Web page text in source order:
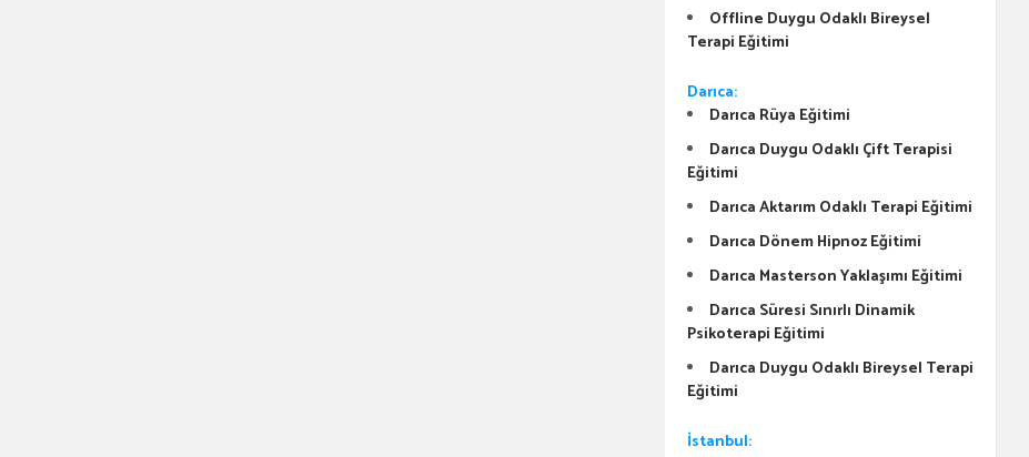
Offline Duygu Odaklı Bireysel
Terapi Eğitimi
Darıca:
Darıca Rüya Eğitimi
Darıca Duygu Odaklı Çift Terapisi
Eğitimi
Darıca Aktarım Odaklı Terapi Eğitimi
Darıca Dönem Hipnoz Eğitimi
Darıca Masterson Yaklaşımı Eğitimi
Darıca Süresi Sınırlı Dinamik
Psikoterapi Eğitimi
Darıca Duygu Odaklı Bireysel Terapi
Eğitimi
İstanbul: